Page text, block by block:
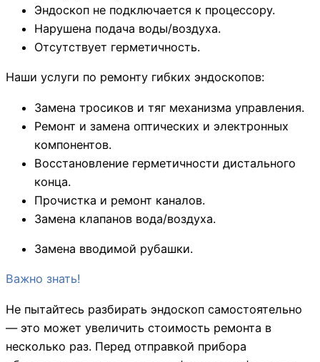
Эндоскоп не подключается к процессору.
Нарушена подача воды/воздуха.
Отсутствует герметичность.
Наши услуги по ремонту гибких эндоскопов:
Замена тросиков и тяг механизма управления.
Ремонт и замена оптических и электронных
компонентов.
Восстановление герметичности дистального
конца.
Прочистка и ремонт каналов.
Замена клапанов вода/воздуха.
Замена вводимой рубашки.
Важно знать!
Не пытайтесь разбирать эндоскоп самостоятельно
— это может увеличить стоимость ремонта в
несколько раз. Перед отправкой прибора